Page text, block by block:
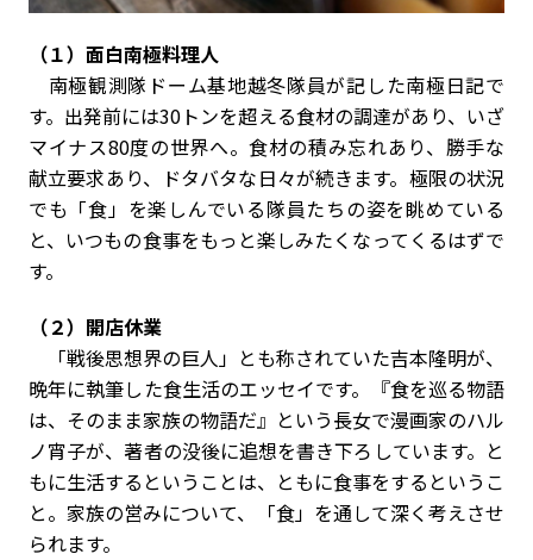
（１）面白南極料理人
南極観測隊ドーム基地越冬隊員が記した南極日記で
す。出発前には30トンを超える食材の調達があり、いざ
マイナス80度の世界へ。食材の積み忘れあり、勝手な
献立要求あり、ドタバタな日々が続きます。極限の状況
でも「食」を楽しんでいる隊員たちの姿を眺めている
と、いつもの食事をもっと楽しみたくなってくるはずで
す。
（２）開店休業
「戦後思想界の巨人」とも称されていた吉本隆明が、
晩年に執筆した食生活のエッセイです。『食を巡る物語
は、そのまま家族の物語だ』という長女で漫画家のハル
ノ宵子が、著者の没後に追想を書き下ろしています。と
もに生活するということは、ともに食事をするというこ
と。家族の営みについて、「食」を通して深く考えさせ
られます。